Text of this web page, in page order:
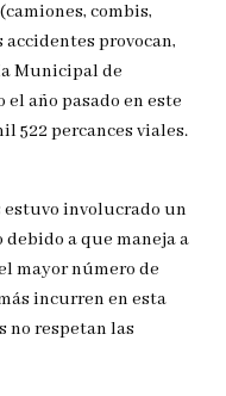
combis,
provocan,
Municipal de
año pasado en este
522 percances viales.
estuvo involucrado un
a que maneja a
mayor número de
incurren en esta
no respetan las